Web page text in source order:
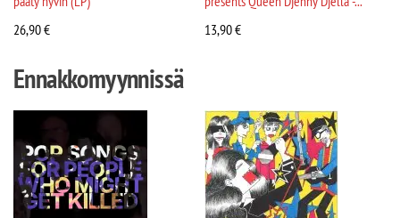
26,90€
13,90€
Ennakkomyynnissä